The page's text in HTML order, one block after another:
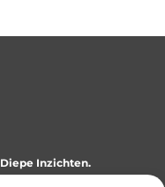
Inzichten.
en artikelen die je